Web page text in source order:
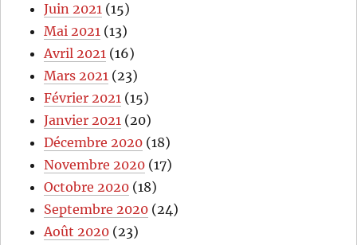
Juin 2021 (15)
Mai 2021 (13)
Avril 2021 (16)
Mars 2021 (23)
Février 2021 (15)
Janvier 2021 (20)
Décembre 2020 (18)
Novembre 2020 (17)
Octobre 2020 (18)
Septembre 2020 (24)
Août 2020 (23)